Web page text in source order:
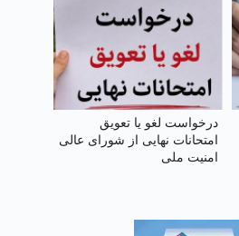
درخواست لغو یا تعویق
امتحانات نهایی از شورای عالی
امنیت ملی